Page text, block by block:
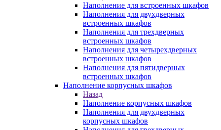
Наполнение для встроенных шкафов
Наполнения для двухдверных
встроенных шкафов
Наполнения для трехдверных
встроенных шкафов
Наполнения для четырехдверных
встроенных шкафов
Наполнения для пятидверных
встроенных шкафов
Наполнение корпусных шкафов
Назад
Наполнение корпусных шкафов
Наполнения для двухдверных
корпусных шкафов